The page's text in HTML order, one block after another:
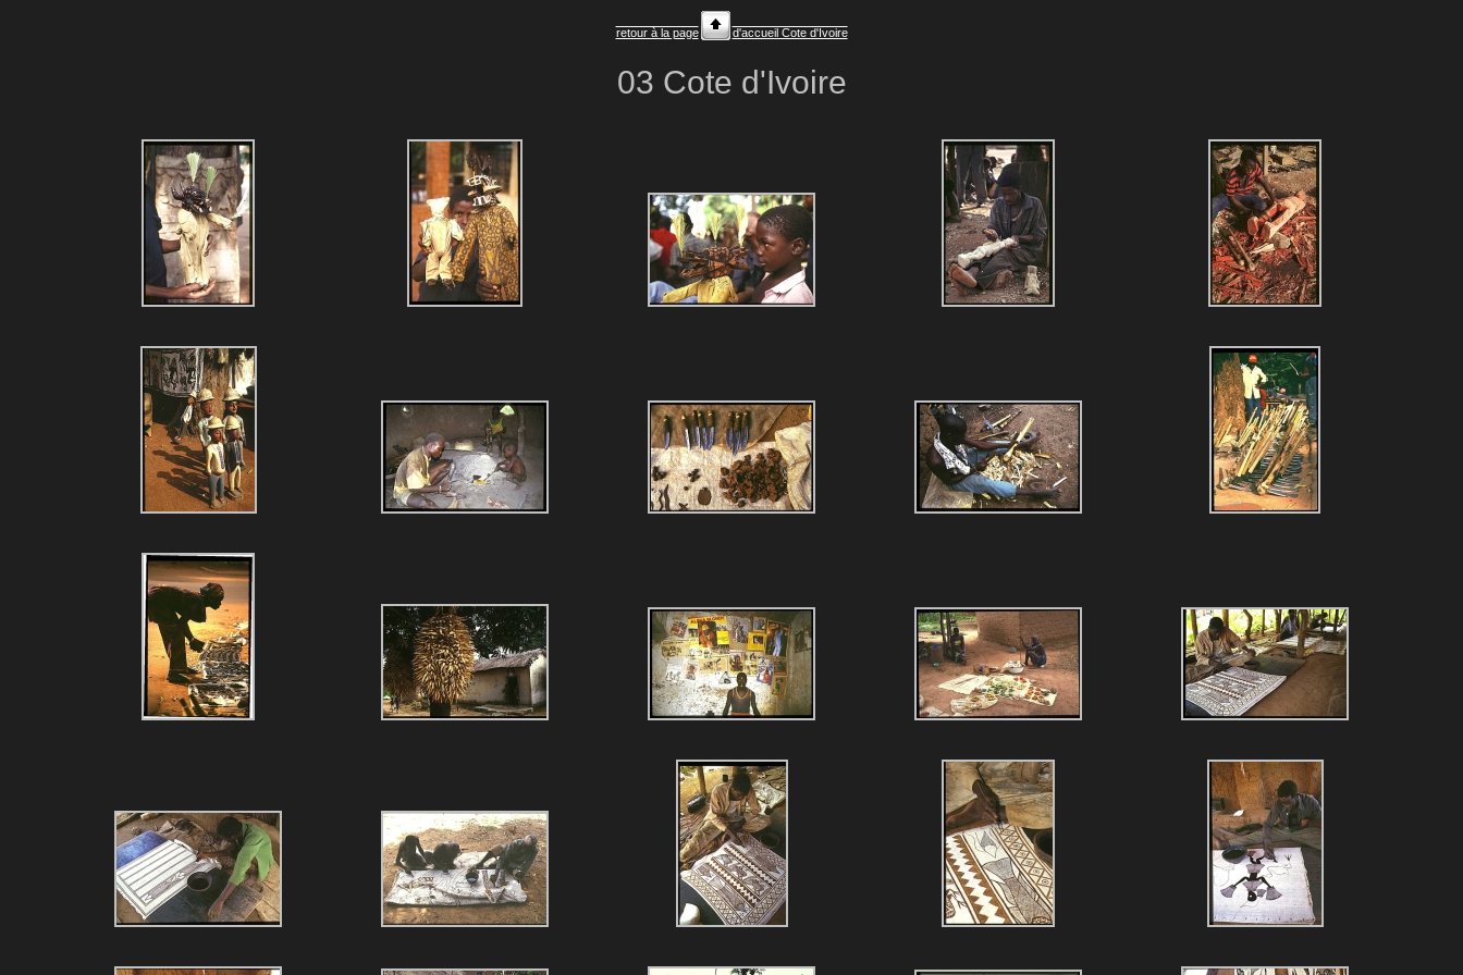
retour à la page d'accueil Cote d'Ivoire
03 Cote d'Ivoire